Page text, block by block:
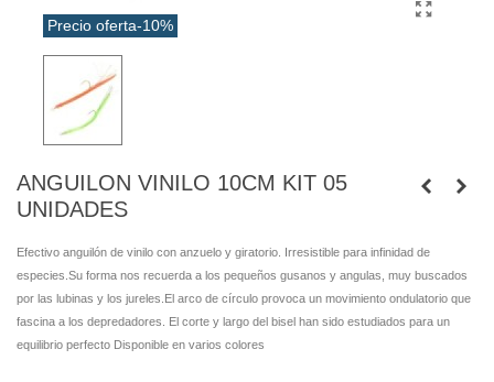
Precio oferta-10%
ANGUILON VINILO 10CM KIT 05
UNIDADES
Efectivo anguilón de vinilo con anzuelo y giratorio. Irresistible para infinidad de
especies.Su forma nos recuerda a los pequeños gusanos y angulas, muy buscados
por las lubinas y los jureles.El arco de círculo provoca un movimiento ondulatorio que
fascina a los depredadores. El corte y largo del bisel han sido estudiados para un
equilibrio perfecto Disponible en varios colores